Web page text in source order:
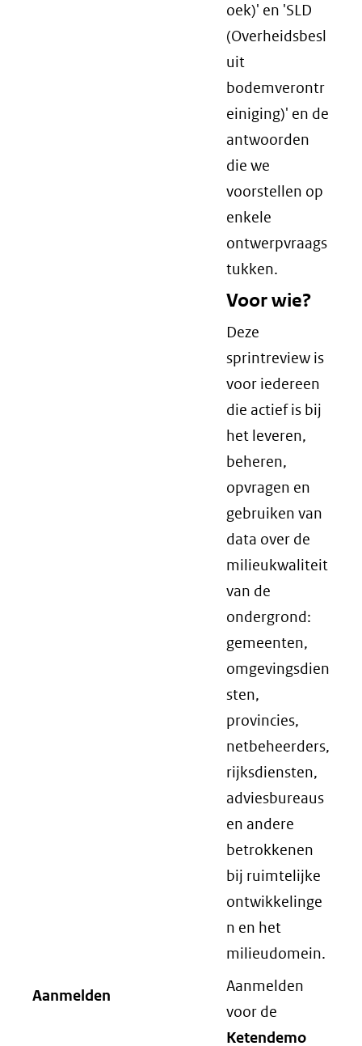
oek)' en 'SLD
(Overheidsbesl
uit
bodemverontr
einiging)' en de
antwoorden
die we
voorstellen op
enkele
ontwerpvraags
tukken.
Voor wie?
Deze
sprintreview is
voor iedereen
die actief is bij
het leveren,
beheren,
opvragen en
gebruiken van
data over de
milieukwaliteit
van de
ondergrond:
gemeenten,
omgevingsdien
sten,
provincies,
netbeheerders,
rijksdiensten,
adviesbureaus
en andere
betrokkenen
bij ruimtelijke
ontwikkelinge
n en het
milieudomein.
Aanmelden
Aanmelden
voor de
Ketendemo